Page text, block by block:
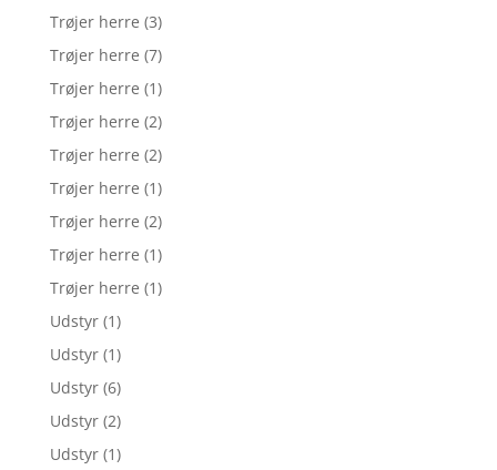
Trøjer herre (3)
Trøjer herre (7)
Trøjer herre (1)
Trøjer herre (2)
Trøjer herre (2)
Trøjer herre (1)
Trøjer herre (2)
Trøjer herre (1)
Trøjer herre (1)
Udstyr (1)
Udstyr (1)
Udstyr (6)
Udstyr (2)
Udstyr (1)